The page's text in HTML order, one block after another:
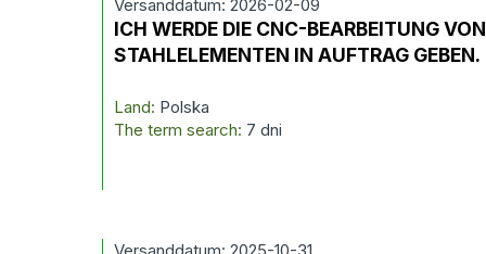
Versanddatum: 2026-02-09
ICH WERDE DIE CNC-BEARBEITUNG VON
STAHLELEMENTEN IN AUFTRAG GEBEN.
Land: Polska
The term search: 7 dni